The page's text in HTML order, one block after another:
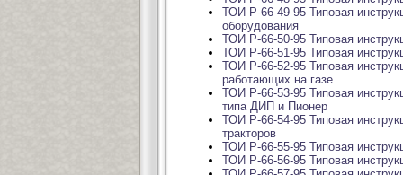
ТОИ Р-66-49-95 Типовая
оборудования
ТОИ Р-66-50-95 Типовая
ТОИ Р-66-51-95 Типовая
ТОИ Р-66-52-95 Типовая
работающих на газе
ТОИ Р-66-53-95 Типовая
типа ДИП и Пионер
ТОИ Р-66-54-95 Типовая
тракторов
ТОИ Р-66-55-95 Типовая
ТОИ Р-66-56-95 Типовая